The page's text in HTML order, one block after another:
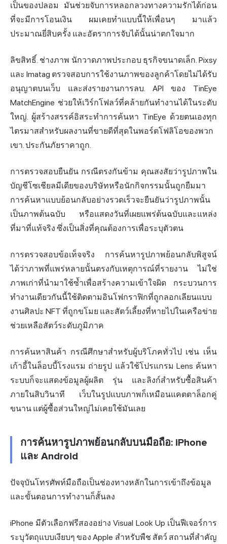
เป็นของปลอม มันช่วยจับการหลอกลวงทางความรักได้ก่อน
ที่จะมีการโอนเงิน ผมเคยทำแบบนี้ให้เพื่อนๆ มาแล้ว
ประมาณยี่สิบครั้ง และอัตราการจับได้นั้นน่าตกใจมาก
ลิขสิทธิ์. ช่างภาพ นักวาดภาพประกอบ ธุรกิจขนาดเล็ก. Pixsy
และ Imatag ตรวจสอบการใช้งานภาพของลูกค้าโดยไม่ได้รับ
อนุญาตบนเว็บ และส่งรายงานการลบ. API ของ TinEye
MatchEngine ช่วยให้เวิร์กโฟลว์ที่คล้ายกันทำงานได้ในระดับ
ใหญ่. ผู้สร้างสรรค์อิสระทำการค้นหา TinEye ด้วยตนเองทุก
ไตรมาสสำหรับผลงานที่ขายดีที่สุดในพอร์ตโฟลิโอของพวก
เขา. ประกันภัยราคาถูก.
การตรวจสอบยืนยัน กรณีตรงกันข้าม คุณสงสัยว่ารูปภาพใน
บัญชีโซเชียลมีเดียของบริษัทหรือนักกิจกรรมนั้นถูกยืมมา
การค้นหาแบบย้อนกลับอย่างรวดเร็วจะยืนยันว่ารูปภาพนั้น
เป็นภาพต้นฉบับ หรือแสดงวันที่เผยแพร่ต้นฉบับและแหล่ง
ที่มาที่แท้จริง ซึ่งเป็นสิ่งที่คุณต้องการเพื่อระบุตัวตน
การตรวจสอบข้อเท็จจริง การค้นหารูปภาพย้อนกลับพิสูจน์
ได้ว่าภาพที่แพร่หลายนั้นตรงกับเหตุการณ์ที่รายงาน ไม่ใช่
ภาพเก่าที่นำมาใช้ซ้ำเพื่อสร้างความเข้าใจผิด กระบวนการ
ทำงานเดียวกันนี้ใช้ติดตามอินโฟกราฟิกที่ถูกลอกเลียนแบบ
งานศิลปะ NFT ที่ถูกขโมย และสัตว์เลี้ยงที่หายไปในเครือข่าย
ช่วยเหลือสัตว์ระดับภูมิภาค
การค้นหาสินค้า กรณีศึกษาสำหรับผู้บริโภคทั่วไป เช่น เห็น
เก้าอี้ในล็อบบี้โรงแรม ถ่ายรูป แล้วใช้โปรแกรม Lens ค้นหา
ระบบก็จะแสดงข้อมูลผู้ผลิต รุ่น และลิงก์สำหรับซื้อสินค้า
ภายในสิบวินาที เว็บในรูปแบบภาพก็เหมือนแคตตาล็อกคู่
ขนาน แต่ผู้ซื้อส่วนใหญ่ไม่เคยใช้มันเลย
การค้นหารูปภาพย้อนกลับบนมือถือ: iPhone
และ Android
ปัจจุบันโทรศัพท์มือถือเป็นช่องทางหลักในการเข้าถึงข้อมูล
และขั้นตอนการทำงานก็สั้นลง
iPhone มีตัวเลือกฟรีสองอย่าง Visual Look Up เป็นฟีเจอร์การ
ระบุวัตถุแบบเงียบๆ ของ Apple สำหรับพืช สัตว์ สถานที่สำคัญ